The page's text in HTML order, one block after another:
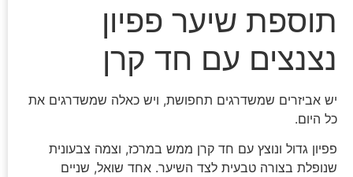
תוספת שיער פפיון
נצנצים עם חד קרן
יש אביזרים שמשדרגים תחפושת, ויש כאלה שמשדרגים את
כל היום.
פפיון גדול ונוצץ עם חד קרן ממש במרכז, וצמה צבעונית
שנופלת בצורה טבעית לצד השיער. אחד שואל, שניים